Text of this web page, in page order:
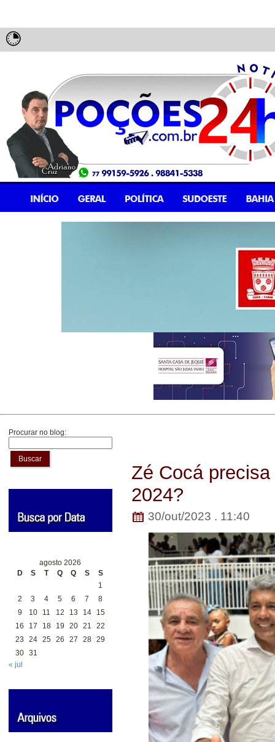
Procurar no blog:
Buscar
agosto 2026
D
S T Q Q S
S
1
2
3 4 5 6 7
8
9
10 11 12 13 14
15
16
17 18 19 20 21
22
23
24 25 26 27 28 29
30 31
« jul
Zé Cocá
2024?
30/out/2023 . 11:40